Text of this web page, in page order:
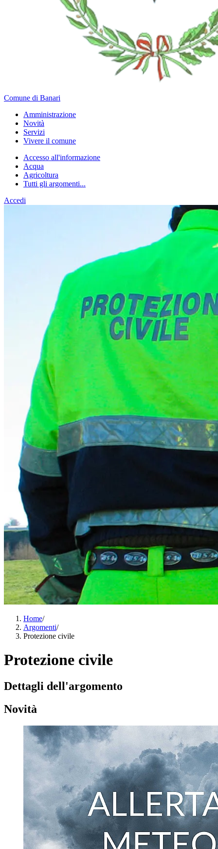
Comune di Banari
Amministrazione
Novità
Servizi
Vivere il comune
Accesso all'informazione
Acqua
Agricoltura
Tutti gli argomenti...
Accedi
Home/
Argomenti/
Protezione civile
Protezione civile
Dettagli dell'argomento
Novità